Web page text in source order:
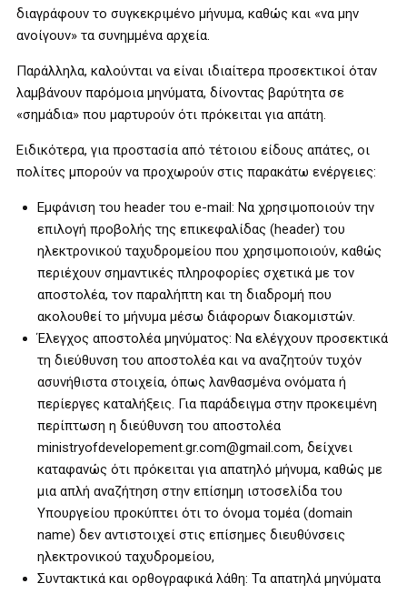
διαγράφουν το συγκεκριμένο μήνυμα, καθώς και «να μην
ανοίγουν» τα συνημμένα αρχεία.
Παράλληλα, καλούνται να είναι ιδιαίτερα προσεκτικοί όταν
λαμβάνουν παρόμοια μηνύματα, δίνοντας βαρύτητα σε
«σημάδια» που μαρτυρούν ότι πρόκειται για απάτη.
Ειδικότερα, για προστασία από τέτοιου είδους απάτες, οι
πολίτες μπορούν να προχωρούν στις παρακάτω ενέργειες:
Εμφάνιση του header του e-mail: Να χρησιμοποιούν την
επιλογή προβολής της επικεφαλίδας (header) του
ηλεκτρονικού ταχυδρομείου που χρησιμοποιούν, καθώς
περιέχουν σημαντικές πληροφορίες σχετικά με τον
αποστολέα, τον παραλήπτη και τη διαδρομή που
ακολουθεί το μήνυμα μέσω διάφορων διακομιστών.
Έλεγχος αποστολέα μηνύματος: Να ελέγχουν προσεκτικά
τη διεύθυνση του αποστολέα και να αναζητούν τυχόν
ασυνήθιστα στοιχεία, όπως λανθασμένα ονόματα ή
περίεργες καταλήξεις. Για παράδειγμα στην προκειμένη
περίπτωση η διεύθυνση του αποστολέα
ministryofdevelopement.gr.com@gmail.com, δείχνει
καταφανώς ότι πρόκειται για απατηλό μήνυμα, καθώς με
μια απλή αναζήτηση στην επίσημη ιστοσελίδα του
Υπουργείου προκύπτει ότι το όνομα τομέα (domain
name) δεν αντιστοιχεί στις επίσημες διευθύνσεις
ηλεκτρονικού ταχυδρομείου,
Συντακτικά και ορθογραφικά λάθη: Τα απατηλά μηνύματα